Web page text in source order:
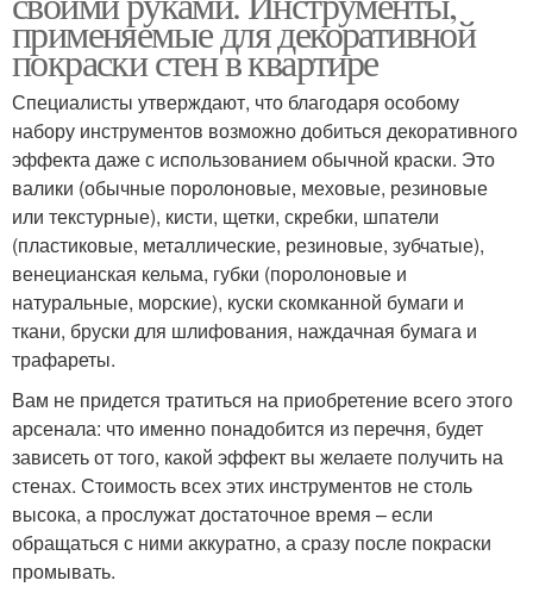
применяемые для декоративной
покраски стен в квартире
Специалисты утверждают, что благодаря особому
набору инструментов возможно добиться декоративного
эффекта даже с использованием обычной краски. Это
валики (обычные поролоновые, меховые, резиновые
или текстурные), кисти, щетки, скребки, шпатели
(пластиковые, металлические, резиновые, зубчатые),
венецианская кельма, губки (поролоновые и
натуральные, морские), куски скомканной бумаги и
ткани, бруски для шлифования, наждачная бумага и
трафареты.
Вам не придется тратиться на приобретение всего этого
арсенала: что именно понадобится из перечня, будет
зависеть от того, какой эффект вы желаете получить на
стенах. Стоимость всех этих инструментов не столь
высока, а прослужат достаточное время – если
обращаться с ними аккуратно, а сразу после покраски
промывать.